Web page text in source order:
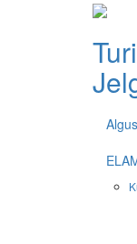
Algus